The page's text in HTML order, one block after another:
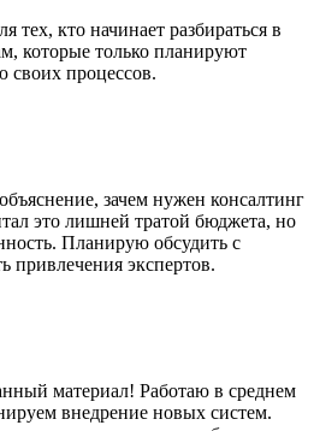
тех, кто начинает разбираться в
которые только планируют
процессов.
зачем нужен консалтинг
это лишней тратой бюджета, но
Планирую обсудить с
привлечения экспертов.
материал! Работаю в среднем
внедрение новых систем.